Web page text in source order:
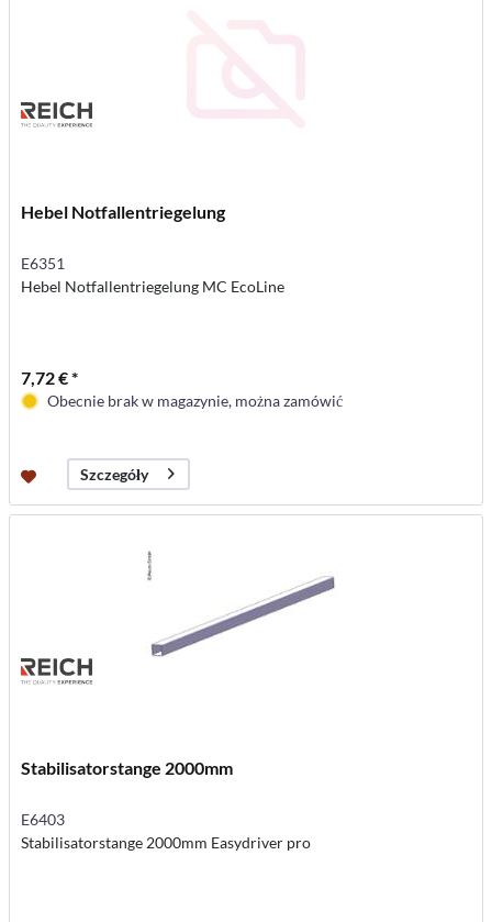
Hebel Notfallentriegelung
E6351
Hebel Notfallentriegelung MC EcoLine
7,72 € *
Obecnie brak w magazynie, można zamówić
Szczegóły
Stabilisatorstange 2000mm
E6403
Stabilisatorstange 2000mm Easydriver pro